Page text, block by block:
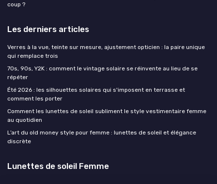
coup ?
Les derniers articles
Verres à la vue, teinte sur mesure, ajustement opticien : la paire unique
qui remplace trois
70s, 90s, Y2K : comment le vintage solaire se réinvente au lieu de se
répéter
Été 2026 : les silhouettes solaires qui s'imposent en terrasse et
comment les porter
Comment les lunettes de soleil subliment le style vestimentaire femme
au quotidien
L’art du old money style pour femme : lunettes de soleil et élégance
discrète
Lunettes de soleil Femme